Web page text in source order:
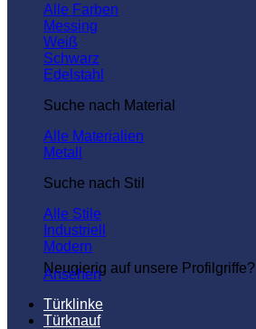
Alle Farben
Messing
Weiß
Schwarz
Edelstahl
Suche nach Material
Alle Materialien
Metall
Suche nach Stil
Alle Stile
Industriell
Modern
Neugierig auf unsere Profilgriffe?
Ansehen
Türklinke
Türknauf